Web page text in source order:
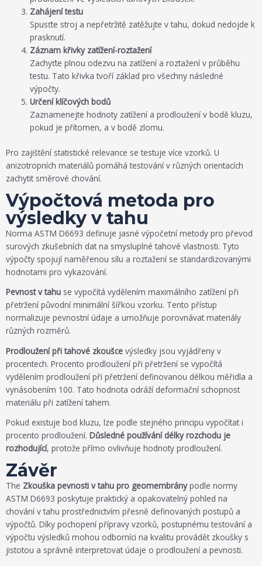
Zahájení testu
Spusťte stroj a nepřetržitě zatěžujte v tahu, dokud nedojde k
prasknutí.
Záznam křivky zatížení-roztažení
Zachyťte plnou odezvu na zatížení a roztažení v průběhu
testu. Tato křivka tvoří základ pro všechny následné
výpočty.
Určení klíčových bodů
Zaznamenejte hodnoty zatížení a prodloužení v bodě kluzu,
pokud je přítomen, a v bodě zlomu.
Pro zajištění statistické relevance se testuje více vzorků. U
anizotropních materiálů pomáhá testování v různých orientacích
zachytit směrové chování.
Výpočtová metoda pro
výsledky v tahu
Norma ASTM D6693 definuje jasné výpočetní metody pro převod
surových zkušebních dat na smysluplné tahové vlastnosti. Tyto
výpočty spojují naměřenou sílu a roztažení se standardizovanými
hodnotami pro vykazování.
Pevnost v tahu se vypočítá vydělením maximálního zatížení při
přetržení původní minimální šířkou vzorku. Tento přístup
normalizuje pevnostní údaje a umožňuje porovnávat materiály
různých rozměrů.
Prodloužení při tahové zkoušce výsledky jsou vyjádřeny v
procentech. Procento prodloužení při přetržení se vypočítá
vydělením prodloužení při přetržení definovanou délkou měřidla a
vynásobením 100. Tato hodnota odráží deformační schopnost
materiálu při zatížení tahem.
Pokud existuje bod kluzu, lze podle stejného principu vypočítat i
procento prodloužení. Důsledné používání délky rozchodu je
rozhodující, protože přímo ovlivňuje hodnoty prodloužení.
Závěr
The Zkouška pevnosti v tahu pro geomembránypodle normy
ASTM D6693 poskytuje praktický a opakovatelný pohled na
chování v tahu prostřednictvím přesně definovaných postupů a
výpočtů. Díky pochopení přípravy vzorků, postupnému testování a
výpočtu výsledků mohou odborníci na kvalitu provádět zkoušky s
jistotou a správně interpretovat údaje o prodloužení a pevnosti.